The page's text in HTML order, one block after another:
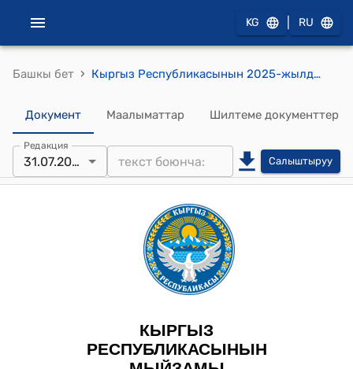
KG RU
Башкы бет › Кыргыз Республикасынын 2025-жылдын 31-июлундагы № 183 "Мамлекеттик-жеке өнөктөштүк маселелери боюнча Кыргыз Республикасынын айрым мыйзам актыларына өзгөртүүлөрдү киргизүү жөнүндө" Мыйзамы
Документ Маалыматтар Шилтеме документтер
Редакция
31.07.2025 Салыштыруу